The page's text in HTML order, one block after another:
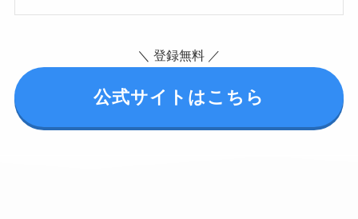
＼ 登録無料 ／
公式サイトはこちら